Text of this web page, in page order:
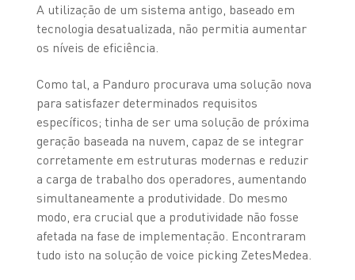
A utilização de um sistema antigo, baseado em
tecnologia desatualizada, não permitia aumentar
os níveis de eficiência.
Como tal, a Panduro procurava uma solução nova
para satisfazer determinados requisitos
específicos; tinha de ser uma solução de próxima
geração baseada na nuvem, capaz de se integrar
corretamente em estruturas modernas e reduzir
a carga de trabalho dos operadores, aumentando
simultaneamente a produtividade. Do mesmo
modo, era crucial que a produtividade não fosse
afetada na fase de implementação. Encontraram
tudo isto na solução de voice picking ZetesMedea.